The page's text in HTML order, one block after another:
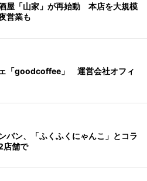
屋「山家」が再始動 本店を大規模
営業も
「goodcoffee」 運営会社オフィ
バン、「ふくふくにゃんこ」とコラ
舗で